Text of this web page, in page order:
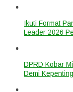
Ikuti Format
Leader 2026
DPRD Kobar
Demi